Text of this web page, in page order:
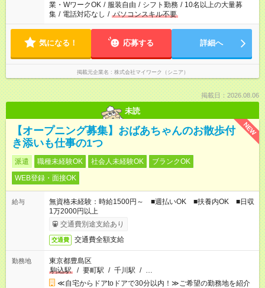
業・WワークOK / 服装自由 / シフト勤務 / 10名以上の大量募
集 / 電話対応なし / パソコンスキル不要
気になる！ 応募する 詳細へ
掲載元企業名 株式会社マイワーク（シニア）
掲載日：2026.08.06
未読
NEW
【オープニング募集】おばあちゃんのお散歩付
き添いも仕事の1つ
派遣 職種未経験OK 社会人未経験OK
ブランクOK
WEB登録・面接OK
給与
無資格未経験：時給1500円～ ■週払いOK ■扶養内OK ■日収
1万2000円以上
交通費別途支給あり
交通費 交通費全額支給
勤務地
東京都豊島区
駒込駅
/ 要町駅 / 千川駅 / …
≪自宅からドアtoドアで30分以内！≫ご希望の勤務地を紹介